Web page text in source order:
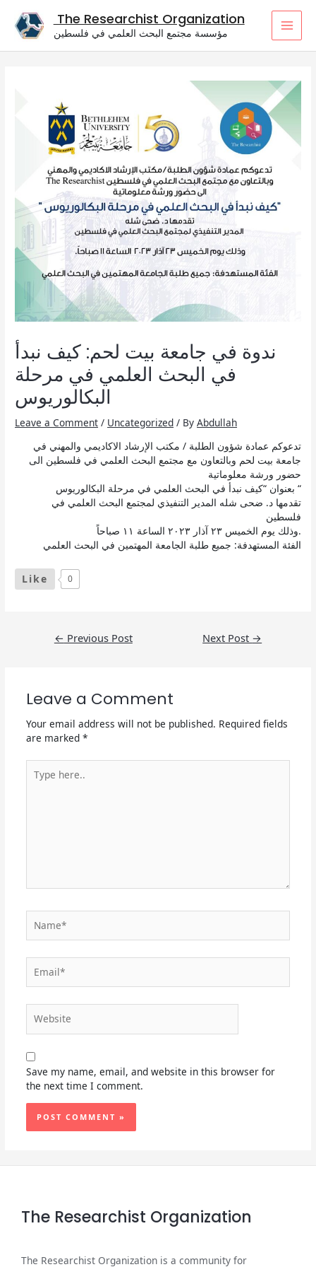
content
The Researchist Organization
مؤسسة مجتمع البحث العلمي في فلسطين
ندوة في جامعة بيت لحم‏: كيف نبدأ
في البحث العلمي في مرحلة
البكالوريوس
Leave a Comment / Uncategorized / ByAbdullah
تدعوكم عمادة شؤون الطلبة / مكتب الإرشاد الاكاديمي والمهني في
جامعة بيت لحم وبالتعاون مع مجتمع البحث العلمي في فلسطين الى
حضور ورشة معلوماتية
بعنوان “كيف نبدأ في البحث العلمي في مرحلة البكالوريوس “
تقدمها د. ضحى شله المدير التنفيذي لمجتمع البحث العلمي في
فلسطين
وذلك يوم الخميس ٢٣ آذار ٢٠٢٣ الساعة ١١ صباحاً.
الفئة المستهدفة: جميع طلبة الجامعة المهتمين في البحث العلمي
Like 0
navigation
← Previous Post Next Post →
Leave a Comment
Your email address will not be published. Required fields
are marked *
here..
Save my name, email, and website in this browser for
the next time I comment.
The Researchist Organization
The Researchist Organization is a community for